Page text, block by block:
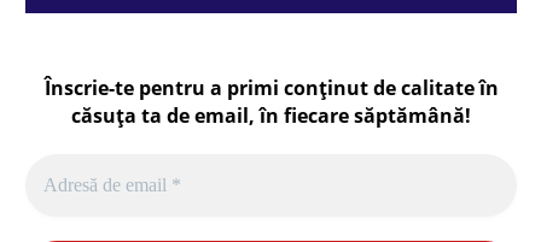
Înscrie-te pentru a primi conținut de calitate în
căsuța ta de email, în fiecaresăptămână!